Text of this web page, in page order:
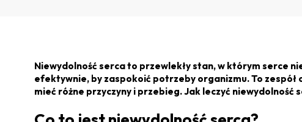
Niewydolność serca to przewlekły stan, w którym serce
efektywnie, by zaspokoić potrzeby organizmu. To
mieć różne przyczyny i przebieg. Jak leczyć niewydolność